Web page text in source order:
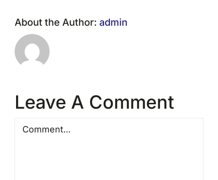
About the Author: admin
Leave A Comment
Comment